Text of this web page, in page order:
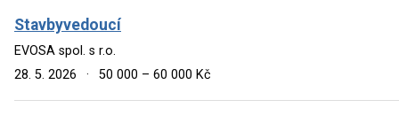
Stavbyvedoucí
EVOSA spol. s r.o.
28. 5. 2026
· 50 000 – 60 000 Kč